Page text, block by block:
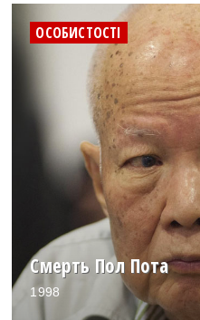
ОСОБИСТОСТІ
Смерть Пол Пота
1998